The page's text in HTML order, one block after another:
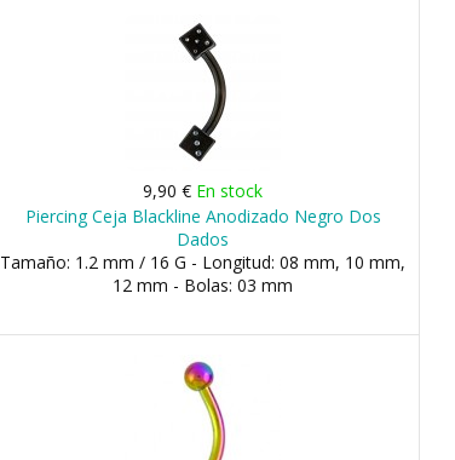
9,90 € En stock
Piercing Ceja Blackline Anodizado Negro Dos
Dados
Tamaño: 1.2 mm / 16 G - Longitud: 08 mm, 10 mm,
12 mm - Bolas: 03 mm